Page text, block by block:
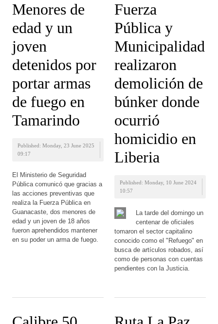
Menores de
edad y un
joven
detenidos por
portar armas
de fuego en
Tamarindo
Published: Monday, 23 June 2025
09:17
El Ministerio de Seguridad
Pública comunicó que gracias a
las acciones preventivas que
realiza la Fuerza Pública en
Guanacaste, dos menores de
edad y un joven de 18 años
fueron aprehendidos mantener
en su poder un arma de fuego.
Fuerza
Pública y
Municipalidad
realizaron
demolición de
búnker donde
ocurrió
homicidio en
Liberia
Published: Monday, 10 June 2024
10:57
La tarde del domingo un
centenar de oficiales
tomaron el sector capitalino
conocido como el "Refuego" en
busca de artículos robados, así
como de personas con cuentas
pendientes con la Justicia.